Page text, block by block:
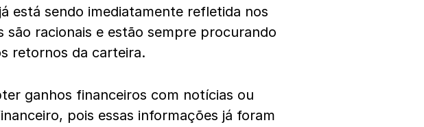
está sendo imediatamente refletida nos
são racionais e estão sempre procurando
retornos da carteira.
ganhos financeiros com notícias ou
pois essas informações já foram